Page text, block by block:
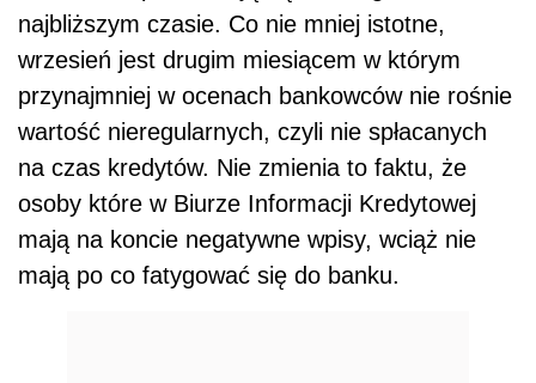
najbliższym czasie. Co nie mniej istotne,
wrzesień jest drugim miesiącem w którym
przynajmniej w ocenach bankowców nie rośnie
wartość nieregularnych, czyli nie spłacanych
na czas kredytów. Nie zmienia to faktu, że
osoby które w Biurze Informacji Kredytowej
mają na koncie negatywne wpisy, wciąż nie
mają po co fatygować się do banku.